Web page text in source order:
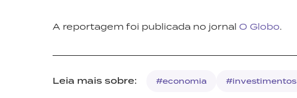
A reportagem foi publicada no jornal O Globo.
Leia mais sobre: #economia #investimentos